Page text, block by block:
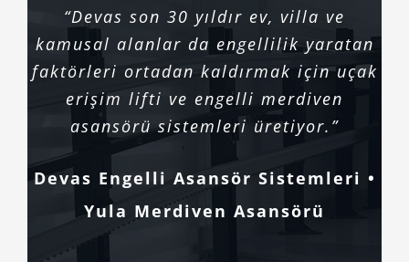
“Devas son 30 yıldır ev, villa ve
kamusal alanlar da engellilik yaratan
faktörleri ortadan kaldırmak için uçak
erişim lifti ve engelli merdiven
asansörü sistemleri üretiyor.”
Devas Engelli Asansör Sistemleri •
Yula Merdiven Asansörü